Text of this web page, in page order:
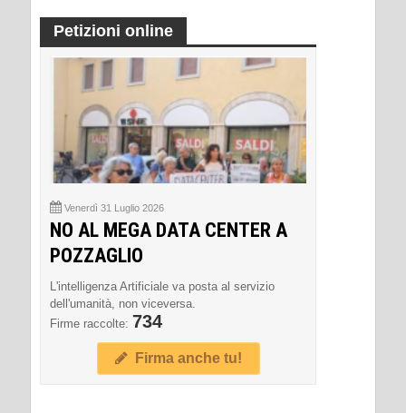
Petizioni online
Venerdì 31 Luglio 2026
NO AL MEGA DATA CENTER A
POZZAGLIO
L'intelligenza Artificiale va posta al servizio
dell'umanità, non viceversa.
Firme raccolte: 734
Firma anche tu!